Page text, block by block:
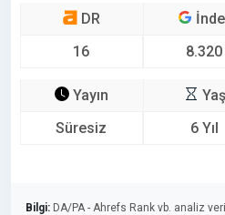
DR
16
8.320
Yayın
Süresiz
Yaş
6 Yıl
Bilgi: DA/PA - Ahrefs Rank vb. analiz